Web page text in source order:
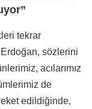
tekrar
Erdoğan, sözlerini
acılarımız
de
edildiğinde,